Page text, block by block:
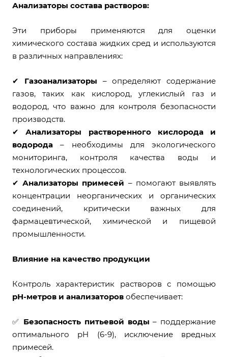
Анализаторы состава растворов:
Эти приборы применяются для оценки
химического состава жидких сред и используются
в различных направлениях:
✔ Газоанализаторы – определяют содержание
газов, таких как кислород, углекислый газ и
водород, что важно для контроля безопасности
производств.
✔Анализаторы растворенного кислорода и
водорода – необходимы для экологического
мониторинга, контроля качества воды и
технологических процессов.
✔Анализаторы примесей – помогают выявлять
концентрации неорганических и органических
соединений, критически важных для
фармацевтической, химической и пищевой
промышленности.
Влияние на качество продукции
Контроль характеристик растворов с помощью
рН-метров и анализаторов обеспечивает:
✅ Безопасность питьевой воды – поддержание
оптимального pH (6-9), исключение вредных
примесей.